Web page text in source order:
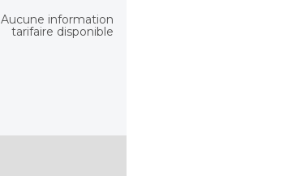
Aucune information
tarifaire disponible